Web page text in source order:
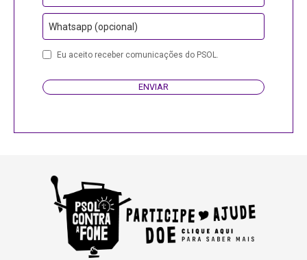
Whatsapp (opcional)
EmailEu aceito receber comunicações do PSOL.
ENVIAR